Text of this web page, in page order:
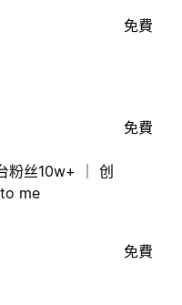
免費
粉丝10w+ ｜ 创
me
免費
免費